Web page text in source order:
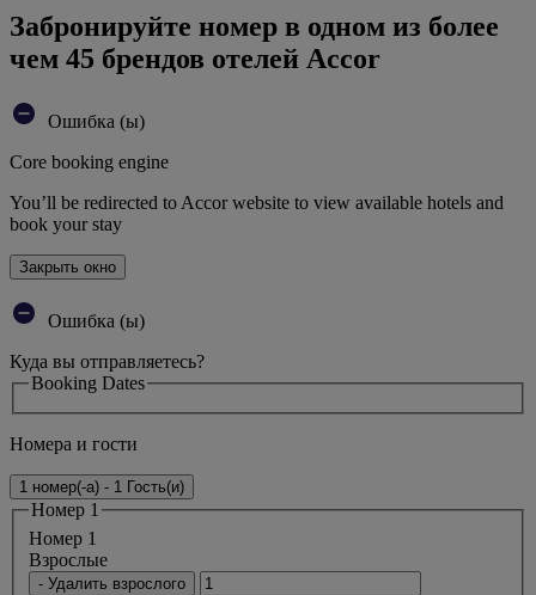
Забронируйте номер в одном из более
чем 45 брендов отелей Accor
Ошибка (ы)
Core booking engine
You’ll be redirected to Accor website to view available hotels and
book your stay
Закрыть окно
Ошибка (ы)
Куда вы отправляетесь?
Booking Dates
Номера и гости
1 номер(-а) - 1 Гость(и)
Номер 1
Номер 1
Bзрослые
- Удалить взрослого